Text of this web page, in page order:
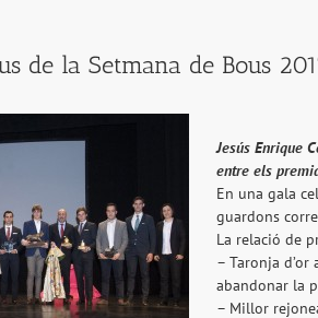
de la Setmana de Bous
Jesús Enrique
entre els
En una gala
guardons
La relació de
– Taronja
abandonar la
– Millor